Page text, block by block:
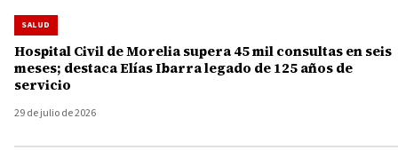
SALUD
Hospital Civil de Morelia supera 45 mil consultas en seis
meses; destaca Elías Ibarra legado de 125 años de
servicio
29 de julio de 2026